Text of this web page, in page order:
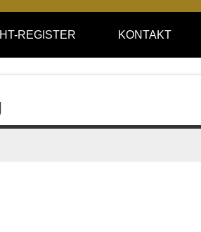
REGISTER KONTAKT